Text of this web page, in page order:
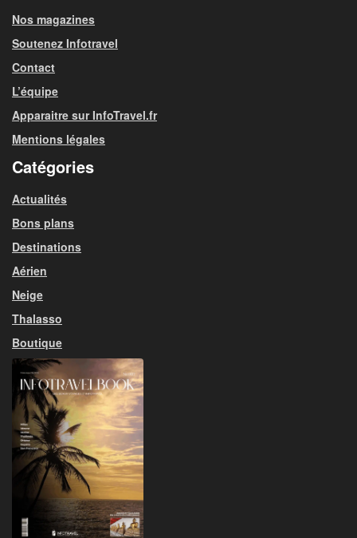
Nos magazines
Soutenez Infotravel
Contact
L’équipe
Apparaitre sur InfoTravel.fr
Mentions légales
Catégories
Actualités
Bons plans
Destinations
Aérien
Neige
Thalasso
Boutique